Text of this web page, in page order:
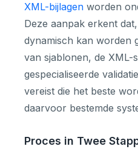
XML-bijlagen worden
Deze aanpak erkent
dynamisch kan worden
van sjablonen, de
gespecialiseerde
vereist die het beste
daarvoor bestemde
Proces in Twee